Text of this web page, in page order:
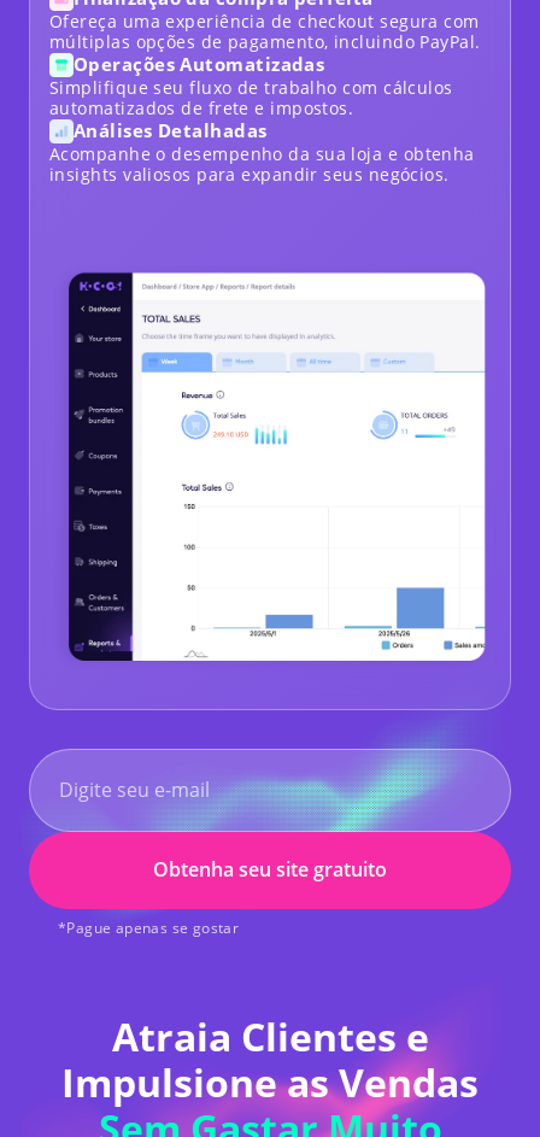
Ofereça uma experiência de checkout segura com
múltiplas opções de pagamento, incluindo PayPal.
Operações Automatizadas
Simplifique seu fluxo de trabalho com cálculos
automatizados de frete e impostos.
Análises Detalhadas
Acompanhe o desempenho da sua loja e obtenha
insights valiosos para expandir seus negócios.
Obtenha seu site gratuito
*Pague apenas se gostar
Atraia Clientes e
Impulsione as Vendas